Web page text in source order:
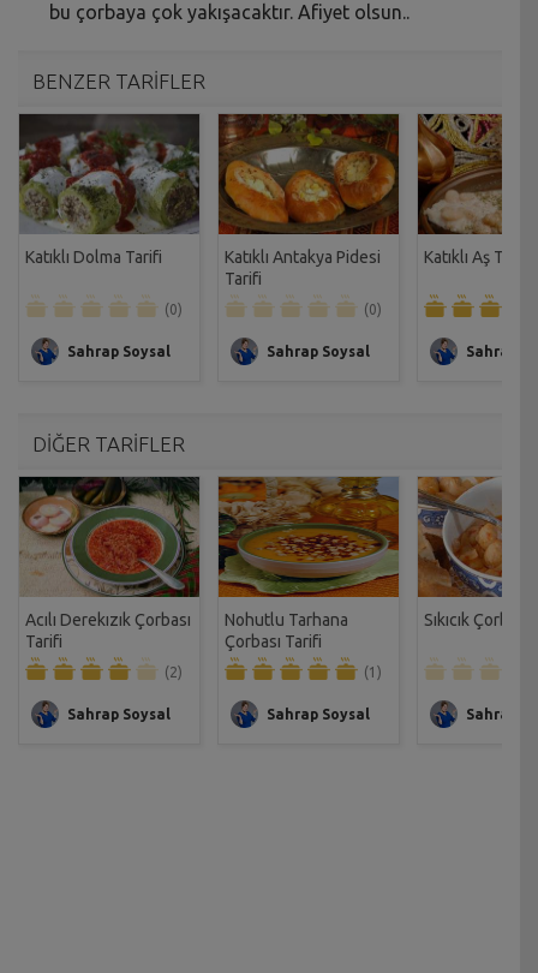
bu çorbaya çok yakışacaktır. Afiyet olsun..
BENZER TARİFLER
Katıklı Dolma Tarifi
(0)
Sahrap Soysal
Katıklı Antakya Pidesi
Tarifi
(0)
Sahrap Soysal
Katıklı Aş Tarifi
Sahrap
DİĞER TARİFLER
Acılı Derekızık Çorbası
Tarifi
(2)
Sahrap Soysal
Nohutlu Tarhana
Çorbası Tarifi
(1)
Sahrap Soysal
Sıkıcık Çorbası
Sahrap